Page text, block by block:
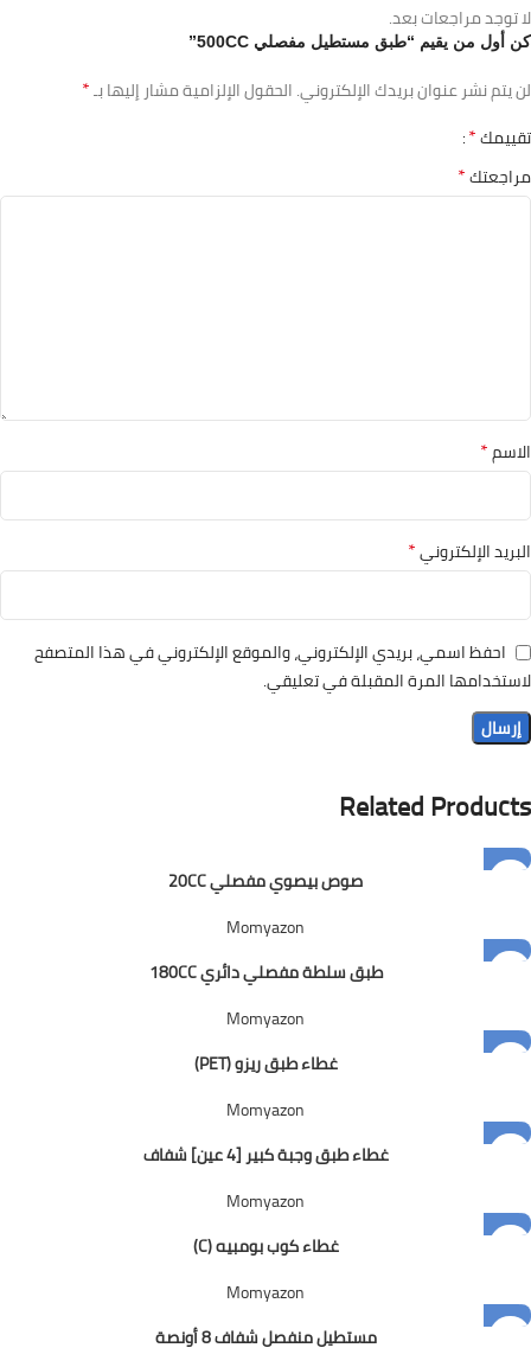
لا توجد مراجعات بعد.
كن أول من يقيم “طبق مستطيل مفصلي 500CC”
لن يتم نشر عنوان بريدك الإلكتروني.الحقول الإلزامية مشار إليها بـ*
تقييمك*
مراجعتك*
الاسم*
البريد الإلكتروني*
احفظ اسمي، بريدي الإلكتروني، والموقع الإلكتروني في هذا المتصفح
لاستخدامها المرة المقبلة في تعليقي.
Related Products
صوص بيصوي مفصلي 20CC
Momyazon
طبق سلطة مفصلي دائري 180CC
Momyazon
غطاء طبق ريزو (PET)
Momyazon
غطاء طبق وجبة كبير [4 عين] شفاف
Momyazon
غطاء كوب بومبيه (C)
Momyazon
مستطيل منفصل شفاف 8 أونصة